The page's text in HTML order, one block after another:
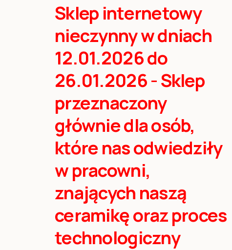
Sklep internetowy
nieczynny w dniach
12.01.2026 do
26.01.2026 - Sklep
przeznaczony
głównie dla osób,
które nas odwiedziły
w pracowni,
znających naszą
ceramikę oraz proces
technologiczny